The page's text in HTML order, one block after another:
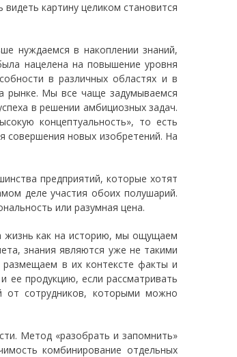
картину целиком становится
нуждаемся в накоплении знаний,
нацелена на повышение уровня
в различных областях и в
рынке. Мы все чаще задумываемся
в решении амбициозных задач.
концептуальность», то есть
совершения новых изобретений. На
предприятий, которые хотят
деле участия обоих полушарий.
или разумная цена.
жизнь как на историю, мы ощущаем
знания являются уже не такими
размещаем в их контексте факты и
продукцию, если рассматривать
от сотрудников, которыми можно
Метод «разобрать и запомнить»
комбинирование отдельных